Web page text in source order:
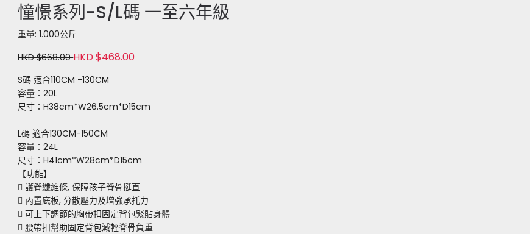
憧憬系列-S/L碼 一至六年級
重量: 1.000公斤
HKD $668.00HKD $468.00
S碼 適合110CM -130CM
容量：20L
尺寸：H38cm*W26.5cm*D15cm
L碼 適合130CM-150CM
容量：24L
尺寸：H41cm*W28cm*D15cm
【功能】
 護脊纖維條, 保障孩子脊骨挺直
 內置底板, 分散壓力及增強承托力
 可上下調節的胸帶扣固定背包緊貼身體
 腰帶扣幫助固定背包減輕脊骨負重